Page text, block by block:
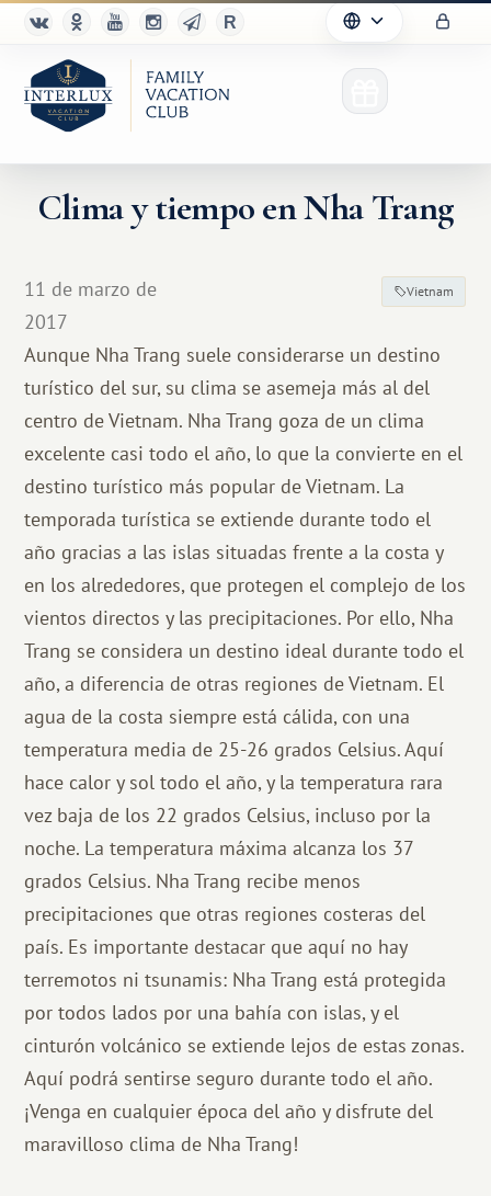
Clima y tiempo en Nha Trang
11 de marzo de
2017
Vietnam
Aunque Nha Trang suele considerarse un destino
turístico del sur, su clima se asemeja más al del
centro de Vietnam. Nha Trang goza de un clima
excelente casi todo el año, lo que la convierte en el
destino turístico más popular de Vietnam. La
temporada turística se extiende durante todo el
año gracias a las islas situadas frente a la costa y
en los alrededores, que protegen el complejo de los
vientos directos y las precipitaciones. Por ello, Nha
Trang se considera un destino ideal durante todo el
año, a diferencia de otras regiones de Vietnam. El
agua de la costa siempre está cálida, con una
temperatura media de 25-26 grados Celsius. Aquí
hace calor y sol todo el año, y la temperatura rara
vez baja de los 22 grados Celsius, incluso por la
noche. La temperatura máxima alcanza los 37
grados Celsius. Nha Trang recibe menos
precipitaciones que otras regiones costeras del
país. Es importante destacar que aquí no hay
terremotos ni tsunamis: Nha Trang está protegida
por todos lados por una bahía con islas, y el
cinturón volcánico se extiende lejos de estas zonas.
Aquí podrá sentirse seguro durante todo el año.
¡Venga en cualquier época del año y disfrute del
maravilloso clima de Nha Trang!